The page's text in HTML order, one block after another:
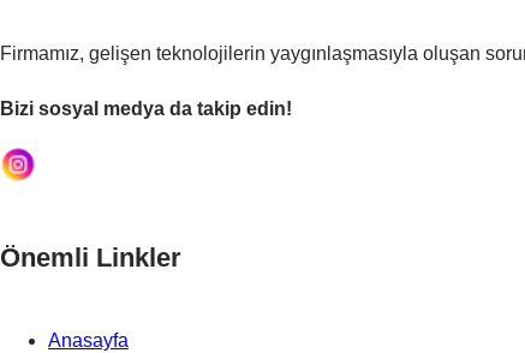
Firmamız, gelişen teknolojilerin yaygınlaşmasıyla oluşan
Bizi sosyal medya da takip edin!
Önemli Linkler
Anasayfa